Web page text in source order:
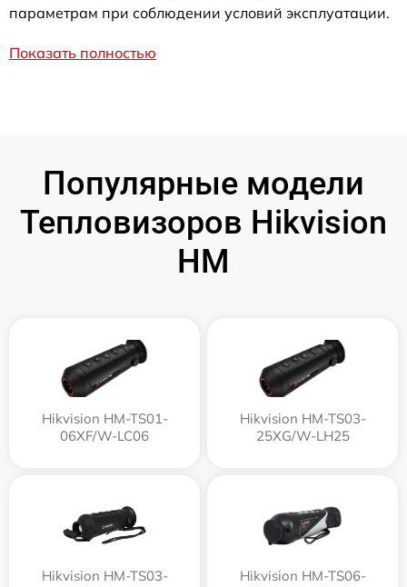
параметрам при соблюдении условий эксплуатации.
Показать полностью
Популярные модели
Тепловизоров Hikvision
HM
Hikvision HM-TS01-
06XF/W-LC06
Hikvision HM-TS03-
25XG/W-LH25
Hikvision HM-TS03-
Hikvision HM-TS06-